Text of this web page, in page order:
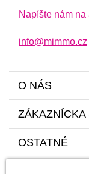
Napíšte nám na
info@mimmo.cz
O NÁS
ZÁKAZNÍCKA
OSTATNÉ